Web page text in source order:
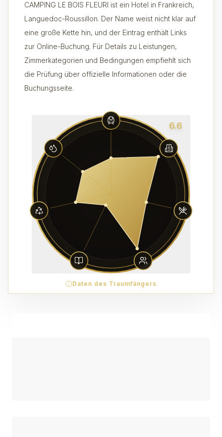
CAMPING LE BOIS FLEURI ist ein Hotel in Frankreich,
Languedoc-Roussillon. Der Name weist nicht klar auf
eine große Kette hin, und der Eintrag enthält Links
zur Online-Buchung. Für Details zu Leistungen,
Zimmerkategorien und Bedingungen empfiehlt sich
die Prüfung über offizielle Informationen oder die
Buchungsseite.
6.6
Daten des Traumfängers